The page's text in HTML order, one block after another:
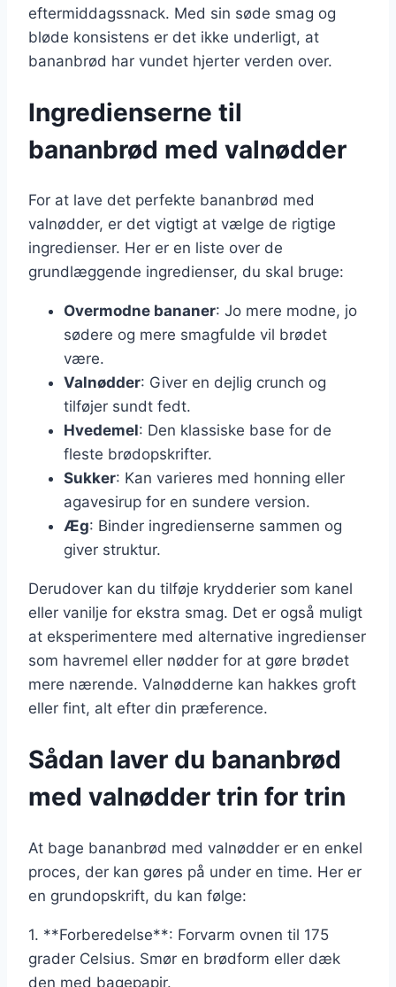
eftermiddagssnack. Med sin søde smag og
bløde konsistens er det ikke underligt, at
bananbrød har vundet hjerter verden over.
Ingredienserne til
bananbrød med valnødder
For at lave det perfekte bananbrød med
valnødder, er det vigtigt at vælge de rigtige
ingredienser. Her er en liste over de
grundlæggende ingredienser, du skal bruge:
Overmodne bananer: Jo mere modne, jo
sødere og mere smagfulde vil brødet
være.
Valnødder: Giver en dejlig crunch og
tilføjer sundt fedt.
Hvedemel: Den klassiske base for de
fleste brødopskrifter.
Sukker: Kan varieres med honning eller
agavesirup for en sundere version.
Æg: Binder ingredienserne sammen og
giver struktur.
Derudover kan du tilføje krydderier som kanel
eller vanilje for ekstra smag. Det er også muligt
at eksperimentere med alternative ingredienser
som havremel eller nødder for at gøre brødet
mere nærende. Valnødderne kan hakkes groft
eller fint, alt efter din præference.
Sådan laver du bananbrød
med valnødder trin for trin
At bage bananbrød med valnødder er en enkel
proces, der kan gøres på under en time. Her er
en grundopskrift, du kan følge:
1. **Forberedelse**: Forvarm ovnen til 175
grader Celsius. Smør en brødform eller dæk
den med bagepapir.